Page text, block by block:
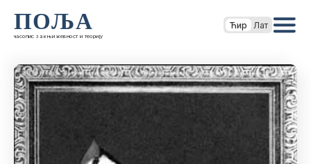
ПОЉА
часопис за књижевност и теорију
Ћир Лат